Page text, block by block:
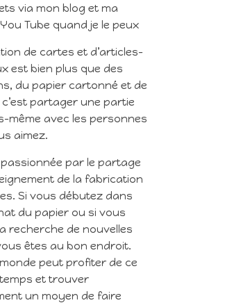
via mon blog et ma
Tube quand je le peux
de cartes et d’articles-
est bien plus que des
du papier cartonné et de
c’est partager une partie
même avec les personnes
aimez.
par le partage
de la fabrication
Si vous débutez dans
du papier ou si vous
recherche de nouvelles
êtes au bon endroit.
peut profiter de ce
et trouver
un moyen de faire